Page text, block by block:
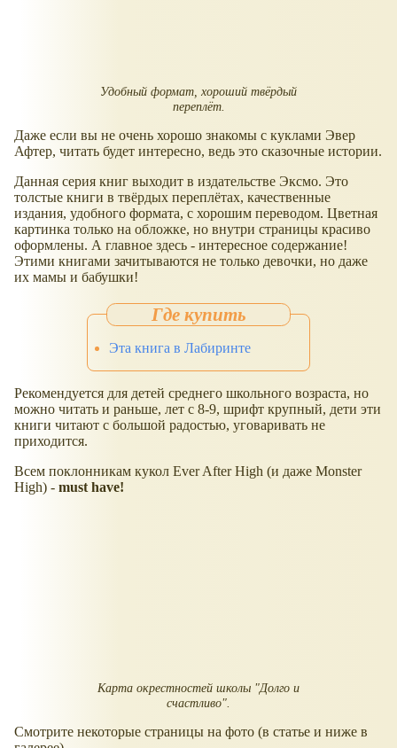
Удобный формат, хороший твёрдый
переплёт.
Даже если вы не очень хорошо знакомы с куклами Эвер
Афтер, читать будет интересно, ведь это сказочные истории.
Данная серия книг выходит в издательстве Эксмо. Это
толстые книги в твёрдых переплётах, качественные
издания, удобного формата, с хорошим переводом. Цветная
картинка только на обложке, но внутри страницы красиво
оформлены. А главное здесь - интересное содержание!
Этими книгами зачитываются не только девочки, но даже
их мамы и бабушки!
Эта книга в Лабиринте
Рекомендуется для детей среднего школьного возраста, но
можно читать и раньше, лет с 8-9, шрифт крупный, дети эти
книги читают с большой радостью, уговаривать не
приходится.
Всем поклонникам кукол Ever After High (и даже Monster
High) - must have!
Карта окрестностей школы "Долго и
счастливо".
Смотрите некоторые страницы на фото (в статье и ниже в